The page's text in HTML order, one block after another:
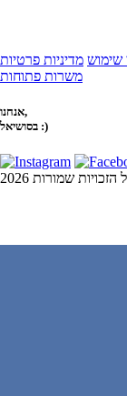
שימוש מדיניות פרטיות
משרות פתוחות
אנחנו,
בסושיאל :)